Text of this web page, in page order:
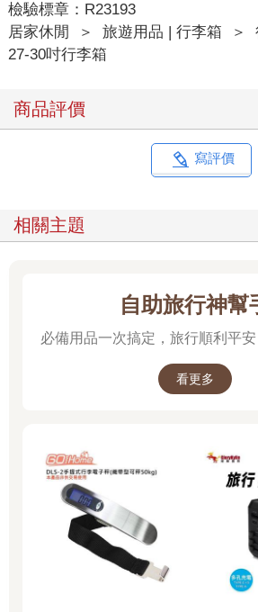
檢驗標章：R23193
居家休閒
＞ 旅遊用品 | 行李箱 ＞
27-30吋行李箱
商品評價
寫評價
相關主題
自助旅行神幫
必備用品一次搞定，旅行順利平安
看更多